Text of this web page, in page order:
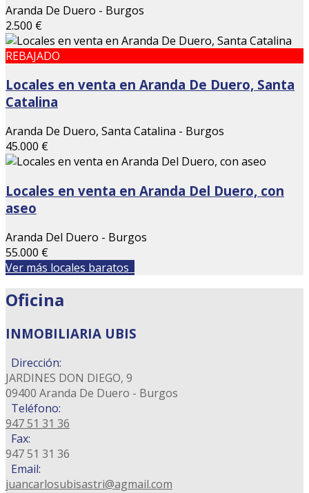
Aranda De Duero - Burgos
2.500 €
REBAJADO
Locales en venta en Aranda De Duero, Santa
Catalina
Aranda De Duero, Santa Catalina - Burgos
45.000 €
Locales en venta en Aranda Del Duero, con
aseo
Aranda Del Duero - Burgos
55.000 €
Ver más locales baratos
Oficina
INMOBILIARIA UBIS
Dirección:
JARDINES DON DIEGO, 9
09400 Aranda De Duero - Burgos
Teléfono:
947 51 31 36
Fax:
947 51 31 36
Email:
juancarlosubisastri@agmail.com